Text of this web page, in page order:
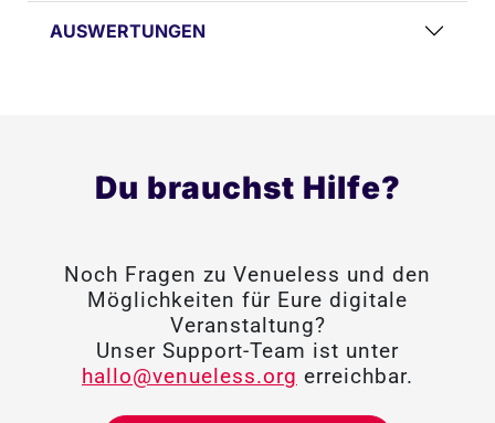
AUSWERTUNGEN
Du brauchst Hilfe?
Noch Fragen zu Venueless und den
Möglichkeiten für Eure digitale
Veranstaltung?
Unser Support-Team ist unter
hallo@venueless.org erreichbar.